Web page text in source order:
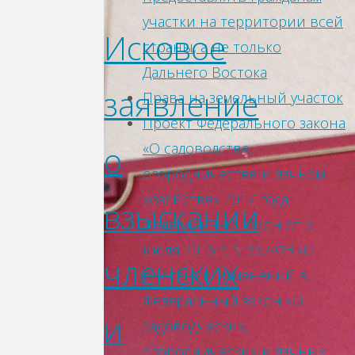
Исковое
заявление
о
взыскании
членских
и
участки на территории всей
страны, а не только
Дальнего Востока
Права на земельный участок
Проект Федерального закона
«О садоводстве,
огородничестве и дачном
хозяйстве» 2017 года
Федеральный закон от 3
июля 2016 г. N 337-ФЗ «О
внесении изменений в
Федеральный закон «О
садоводческих,
огороднических и дачных